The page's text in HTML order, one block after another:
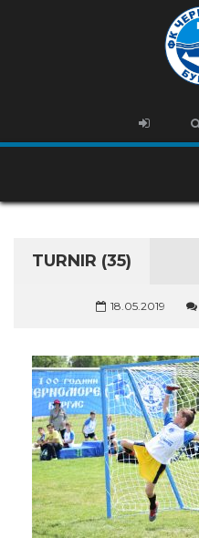
TURNIR (35)
18.05.2019